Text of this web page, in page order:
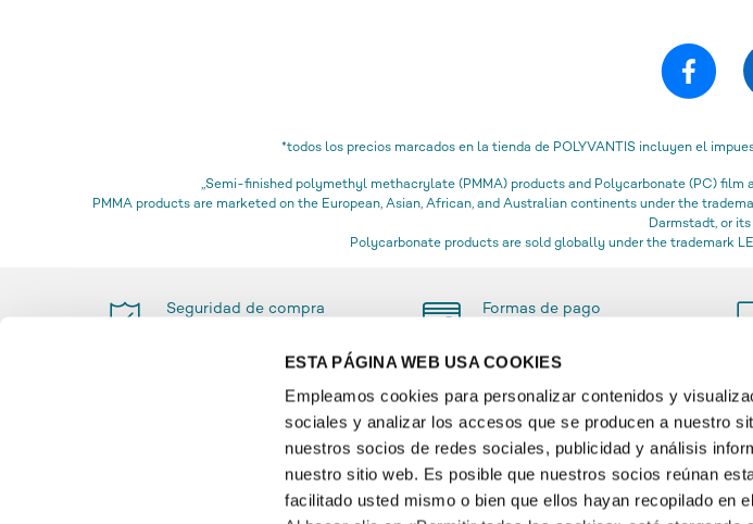
ESTA PÁGINA WEB USA COOKIES
Empleamos cookies para personalizar contenidos y
sociales y analizar los accesos que se producen a nuestro
nuestros socios de redes sociales, publicidad y análisis
nuestro sitio web. Es posible que nuestros socios reúnan
facilitado usted mismo o bien que ellos hayan recopilado en
*todos los precios marcados en la tienda de POLYVANTIS incluyen el
„Semi-finished polymethyl methacrylate (PMMA) products and Polycarbonate (PC) film
PMMA products are marketed on the European, Asian, African, and Australian continents under the
Darmstadt, or
Polycarbonate products are sold globally under the trademark
Seguridad de compra
Formas de pago
INFORMACIÓN
Glossary
Payment and Delivery